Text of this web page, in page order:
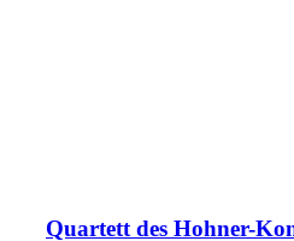
Quartett des Hohner-